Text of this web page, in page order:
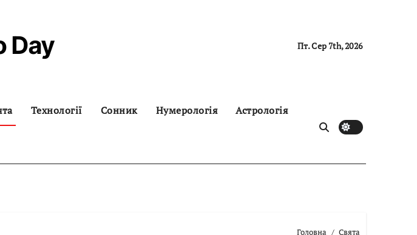
Day Пт. Сер 7th, 2026
Технології Сонник Нумерологія Астрологія
Головна Свята